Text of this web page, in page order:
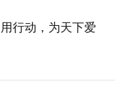
行动，为天下爱